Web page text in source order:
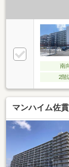
南
2階
マンハイム佐